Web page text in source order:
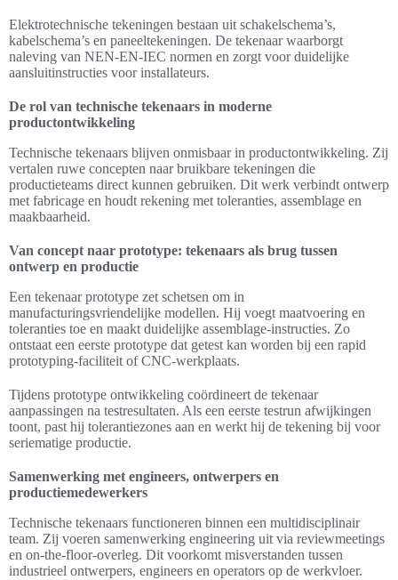
Elektrotechnische tekeningen bestaan uit schakelschema’s,
kabelschema’s en paneeltekeningen. De tekenaar waarborgt
naleving van NEN-EN-IEC normen en zorgt voor duidelijke
aansluitinstructies voor installateurs.
De rol van technische tekenaars in moderne
productontwikkeling
Technische tekenaars blijven onmisbaar in productontwikkeling. Zij
vertalen ruwe concepten naar bruikbare tekeningen die
productieteams direct kunnen gebruiken. Dit werk verbindt ontwerp
met fabricage en houdt rekening met toleranties, assemblage en
maakbaarheid.
Van concept naar prototype: tekenaars als brug tussen
ontwerp en productie
Een tekenaar prototype zet schetsen om in
manufacturingsvriendelijke modellen. Hij voegt maatvoering en
toleranties toe en maakt duidelijke assemblage-instructies. Zo
ontstaat een eerste prototype dat getest kan worden bij een rapid
prototyping-faciliteit of CNC-werkplaats.
Tijdens prototype ontwikkeling coördineert de tekenaar
aanpassingen na testresultaten. Als een eerste testrun afwijkingen
toont, past hij tolerantiezones aan en werkt hij de tekening bij voor
seriematige productie.
Samenwerking met engineers, ontwerpers en
productiemedewerkers
Technische tekenaars functioneren binnen een multidisciplinair
team. Zij voeren samenwerking engineering uit via reviewmeetings
en on-the-floor-overleg. Dit voorkomt misverstanden tussen
industrieel ontwerpers, engineers en operators op de werkvloer.